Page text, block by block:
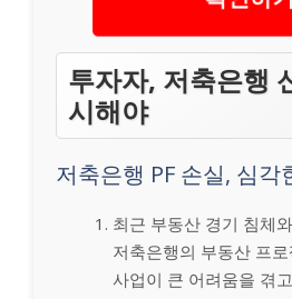
투자자, 저축은행
시해야
저축은행 PF 손실, 심각
최근 부동산 경기 침체
저축은행의 부동산 프
사업이 큰 어려움을 겪